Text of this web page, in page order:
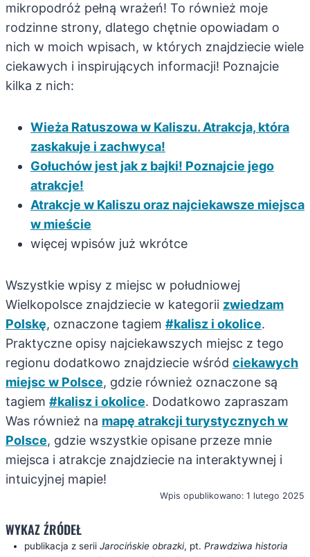
mikropodróż pełną wrażeń! To również moje
rodzinne strony, dlatego chętnie opowiadam o
nich w moich wpisach, w których znajdziecie wiele
ciekawych i inspirujących informacji! Poznajcie
kilka z nich:
Wieża Ratuszowa w Kaliszu. Atrakcja, która
zaskakuje i zachwyca!
Gołuchów jest jak z bajki! Poznajcie jego
atrakcje!
Atrakcje w Kaliszu oraz najciekawsze miejsca
w mieście
więcej wpisów już wkrótce
Wszystkie wpisy z miejsc w południowej
Wielkopolsce znajdziecie w kategorii zwiedzam
Polskę, oznaczone tagiem #kalisz i okolice.
Praktyczne opisy najciekawszych miejsc z tego
regionu dodatkowo znajdziecie wśród ciekawych
miejsc w Polsce, gdzie również oznaczone są
tagiem #kalisz i okolice. Dodatkowo zapraszam
Was również na mapę atrakcji turystycznych w
Polsce, gdzie wszystkie opisane przeze mnie
miejsca i atrakcje znajdziecie na interaktywnej i
intuicyjnej mapie!
Wpis opublikowano: 1 lutego 2025
WYKAZ ŹRÓDEŁ
publikacja z serii Jarocińskie obrazki, pt. Prawdziwa historia